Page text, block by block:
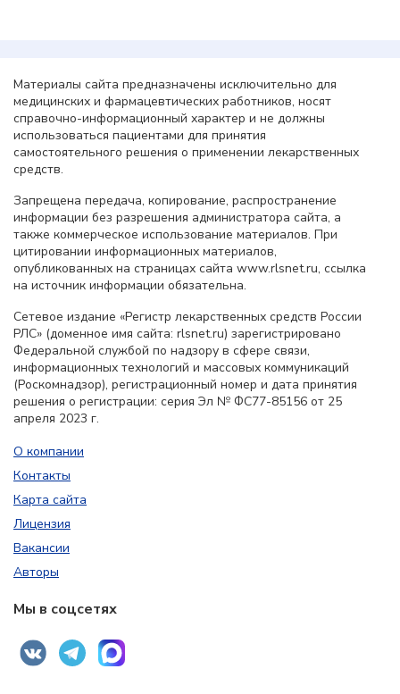
Материалы сайта предназначены исключительно для
медицинских и фармацевтических работников, носят
справочно-информационный характер и не должны
использоваться пациентами для принятия
самостоятельного решения о применении лекарственных
средств.
Запрещена передача, копирование, распространение
информации без разрешения администратора сайта, а
также коммерческое использование материалов. При
цитировании информационных материалов,
опубликованных на страницах сайта www.rlsnet.ru, ссылка
на источник информации обязательна.
Сетевое издание «Регистр лекарственных средств России
РЛС» (доменное имя сайта: rlsnet.ru) зарегистрировано
Федеральной службой по надзору в сфере связи,
информационных технологий и массовых коммуникаций
(Роскомнадзор), регистрационный номер и дата принятия
решения о регистрации: серия Эл № ФС77-85156 от 25
апреля 2023 г.
О компании
Контакты
Карта сайта
Лицензия
Вакансии
Авторы
Мы в соцсетях